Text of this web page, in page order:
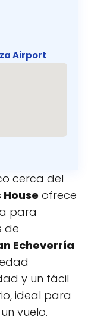
Airport
cerca del
House ofrece
para
de
Echeverría
y un fácil
ideal para
vuelo.